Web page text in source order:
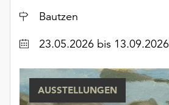
auch
Ihr
weiterhin
ausgeführt.
Ort
Bautzen
Datum23.05.2026 bis 13.09.2026
AUSSTELLUNGEN